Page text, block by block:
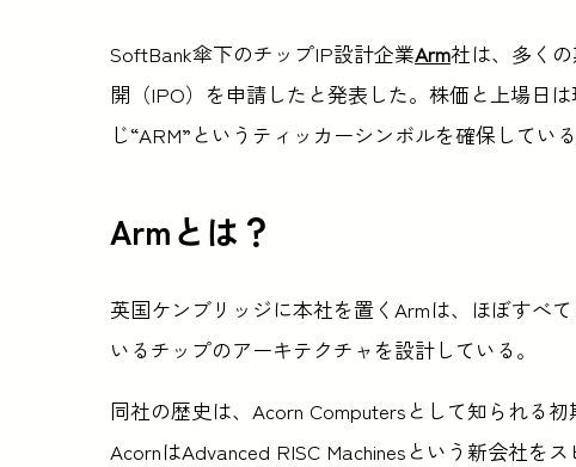
SoftBank傘下のチップIP設計企業Arm社は、多く
開（IPO）を申請したと発表した。株価と上場日
じ“ARM”というティッカーシンボルを確保している
Armとは？
英国ケンブリッジに本社を置くArmは、ほぼすべ
いるチップのアーキテクチャを設計している。
同社の歴史は、Acorn Computersとして知られる初
AcornはAdvanced RISC Machinesという新会社を